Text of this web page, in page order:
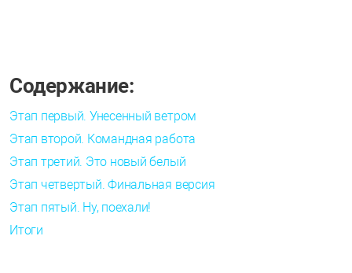
Содержание:
Этап первый. Унесенный ветром
Этап второй. Командная работа
Этап третий. Это новый белый
Этап четвертый. Финальная версия
Этап пятый. Ну, поехали!
Итоги